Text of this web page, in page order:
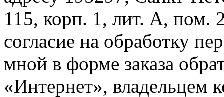
115, корп. 1, лит. А,
согласие на обработку
мной в форме заказа
«Интернет», владельцем